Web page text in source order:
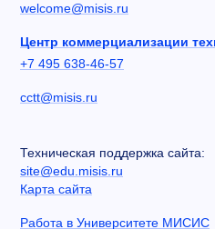
welcome@misis.ru
Центр коммерциализации
+7 495 638-46-57
cctt@misis.ru
Техническая поддержка сайта:
site@edu.misis.ru
Карта сайта
Работа в Университете МИСИС